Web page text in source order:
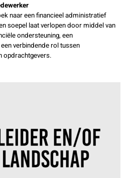
naar een financieel administratief
soepel laat verlopen door middel van
ondersteuning, een
verbindende rol tussen
opdrachtgevers.